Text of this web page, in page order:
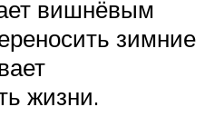
вишнёвым
зимние
жизни.